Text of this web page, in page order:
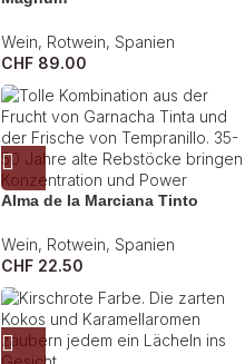
Wein, Rotwein, Spanien
CHF 89.00
Alma de la Marciana Tinto
Wein, Rotwein, Spanien
CHF 22.50